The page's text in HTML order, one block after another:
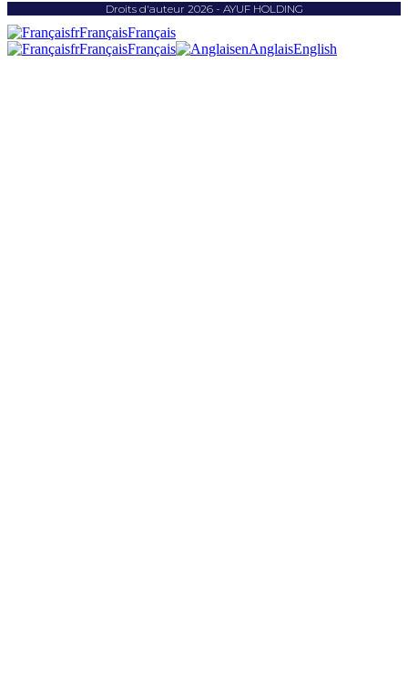
Droits d'auteur 2026 - AYUF HOLDING
frFrançaisFrançais
frFrançaisFrançais enAnglaisEnglish